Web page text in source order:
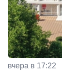
вчера в 17:22